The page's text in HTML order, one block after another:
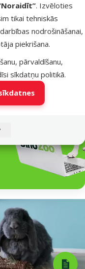
. Izvēloties
tikai tehniskās
nodrošināšanai,
piekrišana.
pārvaldīšanu,
sīkdatņu politikā.
41439